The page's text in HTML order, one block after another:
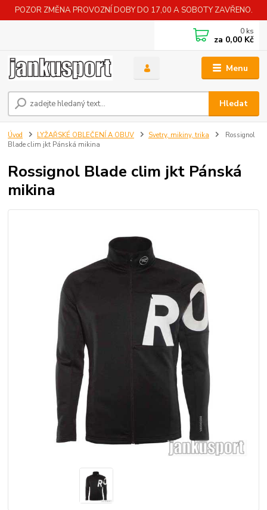
POZOR ZMĚNA PROVOZNÍ DOBY DO 17,00 A SOBOTY ZAVŘENO.
Menu
Hledat
0 ks
za 0,00 Kč
Úvod LYŽAŘSKÉ OBLEČENÍ A OBUV Svetry, mikiny, trika
Rossignol
Blade clim jkt Pánská mikina
Rossignol Blade clim jkt Pánská
mikina